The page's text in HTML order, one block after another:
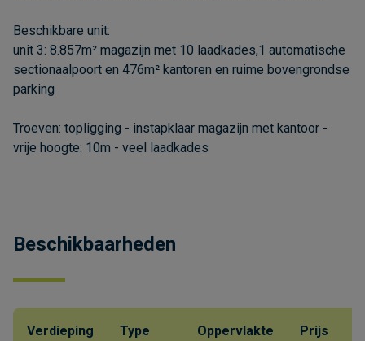
Beschikbare unit:
unit 3: 8.857m² magazijn met 10 laadkades,1 automatische
sectionaalpoort en 476m² kantoren en ruime bovengrondse
parking
Troeven: topligging - instapklaar magazijn met kantoor -
vrije hoogte: 10m - veel laadkades
Beschikbaarheden
Verdieping Type Oppervlakte Prijs